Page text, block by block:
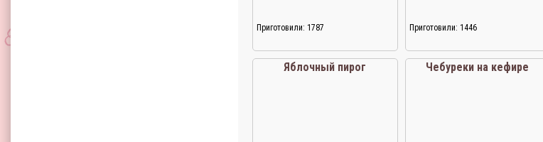
Приготовили: 1787 Приготовили: 1446
Яблочный пирог Чебуреки на кефире